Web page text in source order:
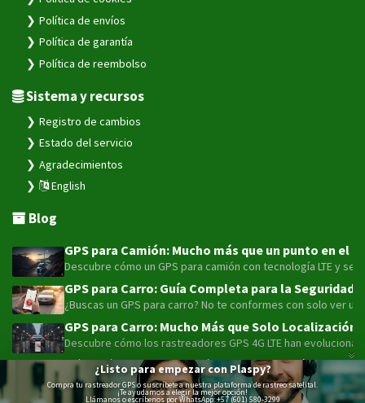
¿Listo para empezar con Plaspy?
Compra tu rastreador GPS o suscríbete a nuestra plataforma de rastreo satelital.
¡Te ayudamos a elegir la mejor opción!
Llámanos o escríbenos por WhatsApp: +57 (601) 580-3299
Política de envíos
Política de garantía
Política de reembolso
Sistema y recursos
Registro de cambios
Estado del servicio
Agradecimientos
English
Blog
GPS para Camión: Mucho más que un punto en
Descubre cómo un GPS para camión con tecnología LTE y
GPS para Carro: Guía Completa para la
¿Buscas un GPS para carro? No te conformes con solo ver
GPS para Carro: Mucho Más que Solo Localización
Descubre cómo los rastreadores GPS 4G LTE han
Más allá de la alarma: Cómo la telemetría y el
Maximiza la seguridad de tu moto o flota con el avanzado